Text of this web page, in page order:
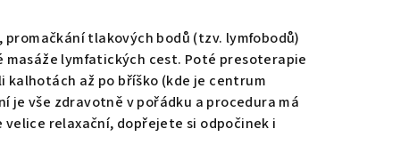
promačkání tlakových bodů (tzv. lymfobodů)
lymfatických cest. Poté presoterapie
kalhotách až po bříško (kde je centrum
je vše zdravotně v pořádku a procedura má
velice relaxační, dopřejete si odpočinek i